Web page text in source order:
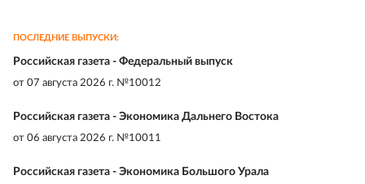
ПОСЛЕДНИЕ ВЫПУСКИ:
Российская газета - Федеральный выпуск
от 07 августа 2026 г. №10012
Российская газета - Экономика Дальнего Востока
от 06 августа 2026 г. №10011
Российская газета - Экономика Большого Урала